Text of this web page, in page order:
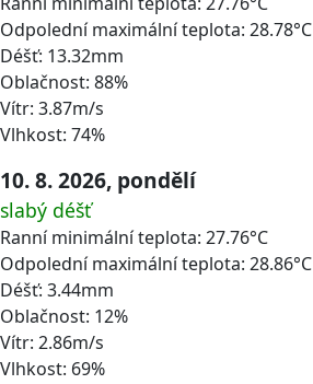
Odpolední maximální teplota: 28.78°C
Déšť: 13.32mm
Oblačnost: 88%
Vítr: 3.87m/s
Vlhkost: 74%
10. 8. 2026, pondělí
slabý déšť
Ranní minimální teplota: 27.76°C
Odpolední maximální teplota: 28.86°C
Déšť: 3.44mm
Oblačnost: 12%
Vítr: 2.86m/s
Vlhkost: 69%